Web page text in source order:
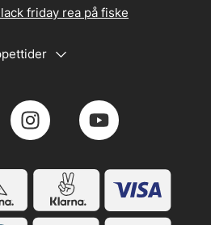
friday rea på fiske